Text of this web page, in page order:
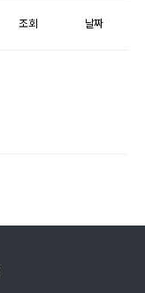
조회 날짜